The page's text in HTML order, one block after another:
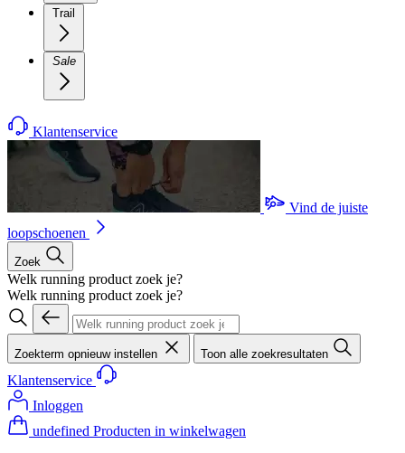
Trail
Sale
Klantenservice
Vind de juiste
loopschoenen
Zoek
Welk running product zoek je?
Welk running product zoek je?
Zoekterm opnieuw instellen Toon alle zoekresultaten
Klantenservice
Inloggen
undefined Producten in winkelwagen